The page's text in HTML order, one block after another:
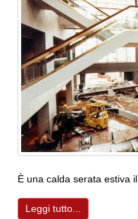
È una calda serata estiva il
Leggi tutto...